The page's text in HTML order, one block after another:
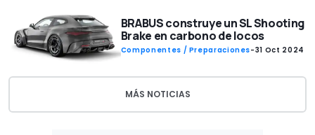
BRABUS construye un SL Shooting
Brake en carbono de locos
Componentes / Preparaciones-31 Oct 2024
MÁS NOTICIAS